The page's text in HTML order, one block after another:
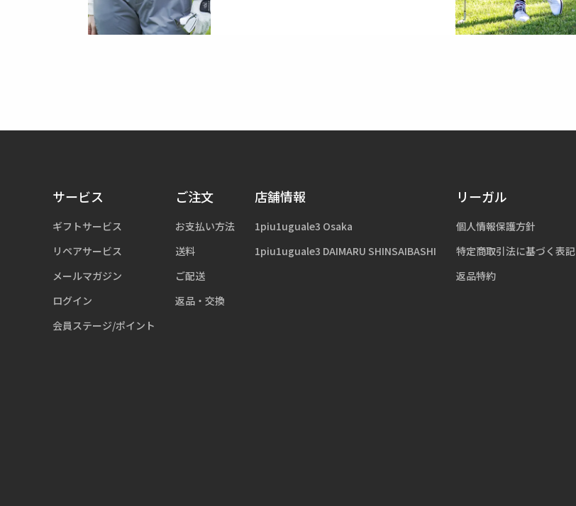
サービス
ギフトサービス
リペアサービス
メールマガジン
ログイン
会員ステージ/ポイント
ご注文
お支払い方法
送料
ご配送
返品・交換
店舗情報
1piu1uguale3 Osaka
1piu1uguale3 DAIMARU SHINSAIBASHI
リーガル
個人情報保護方針
特定商取引法に基づく表記
返品特約